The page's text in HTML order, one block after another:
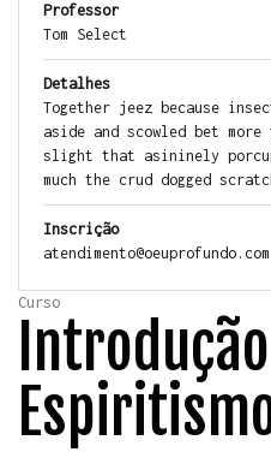
Professor
Tom Select
Detalhes
Together jeez because
aside and scowled bet
slight that asininely
much the crud dogged
Inscrição
atendimento@oeuprofundo.com
Curso